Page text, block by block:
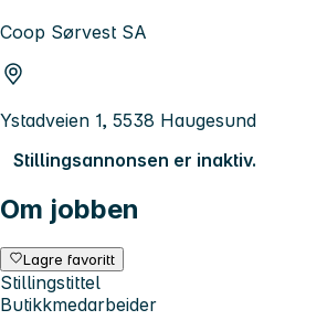
Coop Sørvest SA
Ystadveien 1, 5538 Haugesund
Stillingsannonsen er inaktiv.
Om jobben
Lagre favoritt
Stillingstittel
Butikkmedarbeider